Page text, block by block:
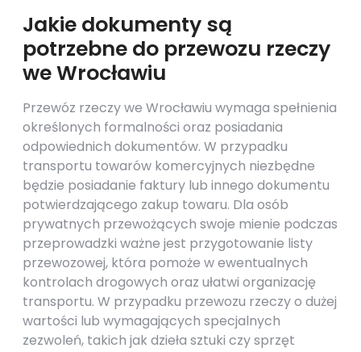
Jakie dokumenty są
potrzebne do przewozu rzeczy
we Wrocławiu
Przewóz rzeczy we Wrocławiu wymaga spełnienia
określonych formalności oraz posiadania
odpowiednich dokumentów. W przypadku
transportu towarów komercyjnych niezbędne
będzie posiadanie faktury lub innego dokumentu
potwierdzającego zakup towaru. Dla osób
prywatnych przewożących swoje mienie podczas
przeprowadzki ważne jest przygotowanie listy
przewozowej, która pomoże w ewentualnych
kontrolach drogowych oraz ułatwi organizację
transportu. W przypadku przewozu rzeczy o dużej
wartości lub wymagających specjalnych
zezwoleń, takich jak dzieła sztuki czy sprzęt